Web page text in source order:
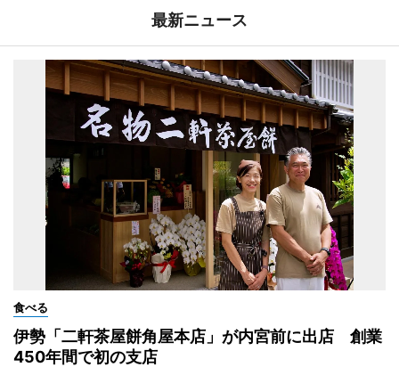
最新ニュース
食べる
伊勢「二軒茶屋餅角屋本店」が内宮前に出店 創業
450年間で初の支店